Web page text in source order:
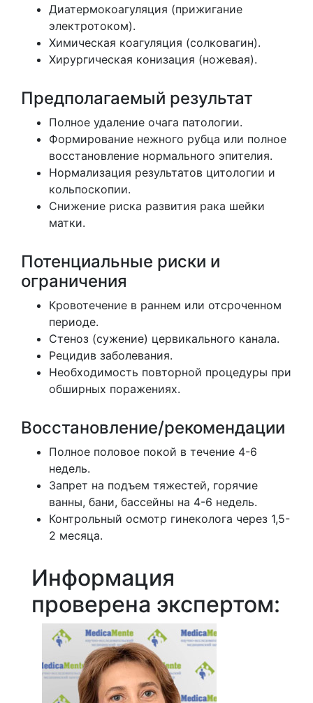
Диатермокоагуляция (прижигание
электротоком).
Химическая коагуляция (солковагин).
Хирургическая конизация (ножевая).
Предполагаемый результат
Полное удаление очага патологии.
Формирование нежного рубца или полное
восстановление нормального эпителия.
Нормализация результатов цитологии и
кольпоскопии.
Снижение риска развития рака шейки
матки.
Потенциальные риски и
ограничения
Кровотечение в раннем или отсроченном
периоде.
Стеноз (сужение) цервикального канала.
Рецидив заболевания.
Необходимость повторной процедуры при
обширных поражениях.
Восстановление/рекомендации
Полное половое покой в течение 4-6
недель.
Запрет на подъем тяжестей, горячие
ванны, бани, бассейны на 4-6 недель.
Контрольный осмотр гинеколога через 1,5-
2 месяца.
Информация
проверена экспертом: